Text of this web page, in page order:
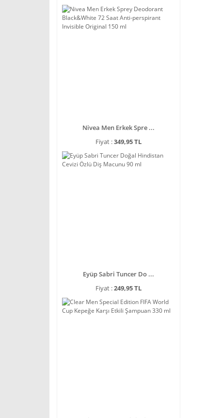
Nivea Men Erkek Spre ...
Fiyat :349,95 TL
Eyüp Sabri Tuncer Do ...
Fiyat :249,95 TL